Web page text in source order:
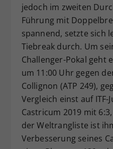
jedoch im zweiten
Führung mit
spannend, setzte sich
Tiebreak durch. Um
Challenger-Pokal geht
um 11:00 Uhr gegen
Collignon (ATP 249),
Vergleich einst auf ITF-
Castricum 2019 mit
der Weltrangliste ist
Verbesserung seines